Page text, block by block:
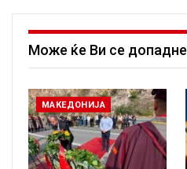
Може ќе Ви се допадне
МАКЕДОНИЈА